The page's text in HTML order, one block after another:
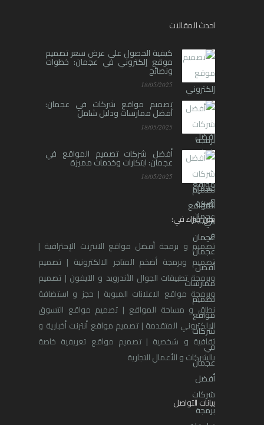
احدث المقالات
كيفية الحصول على عرض سعر تصميم
موقع إلكتروني في عجمان: خطوات
ونصائح
18/05/2025
تصميم مواقع شركات في عجمان:
أفضل ممارسات ودليل شامل
18/05/2025
أفضل شركات تصميم المواقع في
عجمان: ابتكارات وخدمات مميزة
18/05/2025
نحن خبراء في:
تصميم و برمجة أفضل مواقع الانترنت الإحترافية |
تصميم وبرمجة أضخم المتاجر الالكترونية | تصميم
وبرمجة تطبيقات الجوال الأندرويد و الآيفون | تصميم
وبرمجة مواقع الاعلانات المبوبة | حجز و استضافة
نطاق و مساحة المواقع | تصميم مواقع التسوق
الالكتروني المتقدمة | تصميم مواقع أنترنت أخبارية و
ثقافية و شخصية | تصميم مواقع تعريفية خاصة
بالشركات و الأعمال التجارية
بيانات التواصل